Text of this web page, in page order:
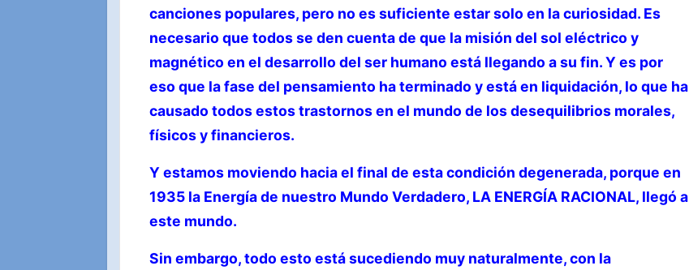
canciones populares, pero no es suficiente estar solo en la curiosidad. Es
necesario que todos se den cuenta de que la misión del sol eléctrico y
magnético en el desarrollo del ser humano está llegando a su fin. Y es por
eso que la fase del pensamiento ha terminado y está en liquidación, lo que ha
causado todos estos trastornos en el mundo de los desequilibrios morales,
físicos y financieros.
Y estamos moviendo hacia el final de esta condición degenerada, porque en
1935 la Energía de nuestro Mundo Verdadero, LA ENERGÍA RACIONAL, llegó a
este mundo.
Sin embargo, todo esto está sucediendo muy naturalmente, con la